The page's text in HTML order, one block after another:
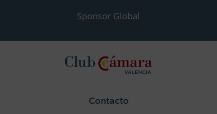
Sponsor Global
Contacto